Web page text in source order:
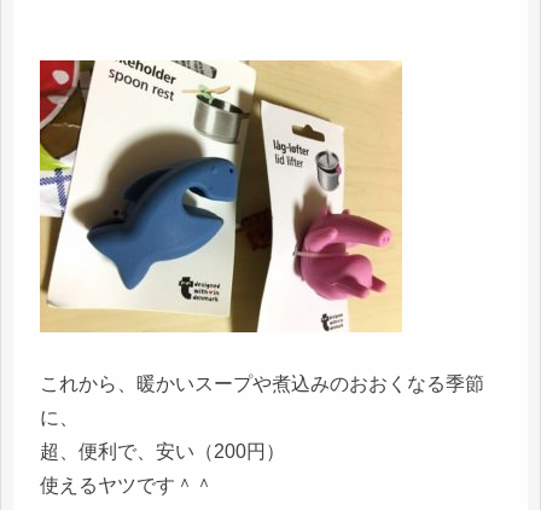
これから、暖かいスープや煮込みのおおくなる季節
に、
超、便利で、安い（200円）
使えるヤツです＾＾